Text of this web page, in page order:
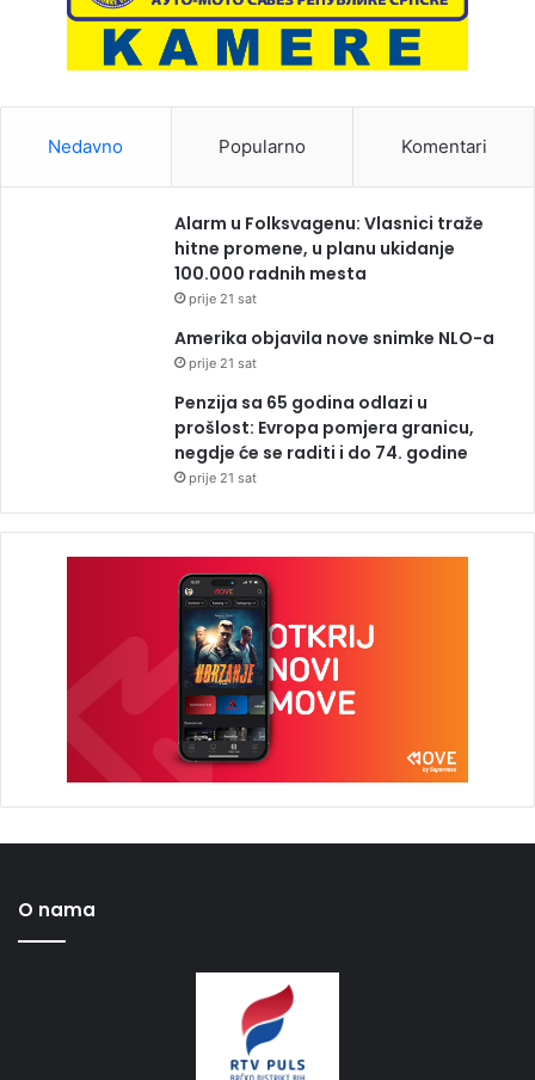
Nedavno Popularno Komentari
Alarm u Folksvagenu: Vlasnici traže
hitne promene, u planu ukidanje
100.000 radnih mesta
prije 21 sat
Amerika objavila nove snimke NLO-a
prije 21 sat
Penzija sa 65 godina odlazi u
prošlost: Evropa pomjera granicu,
negdje će se raditi i do 74. godine
prije 21 sat
O nama